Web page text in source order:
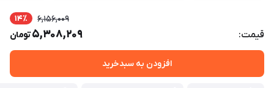
قیمت:
6,156,009 14٪
5,308,209تومان
افزودن به سبدخرید